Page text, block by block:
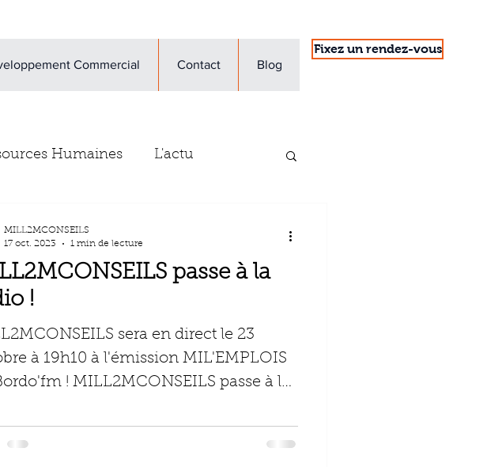
Commercial Contact Blog
Fixez un rendez-vous
Humaines L'actu
passe à la
!
sera en direct le 23
à 19h10 à l'émission MIL'EMPLOIS
! MILL2MCONSEILS passe à la
MILL2MCONSEILS
17 oct. 2023
1 min de lecture